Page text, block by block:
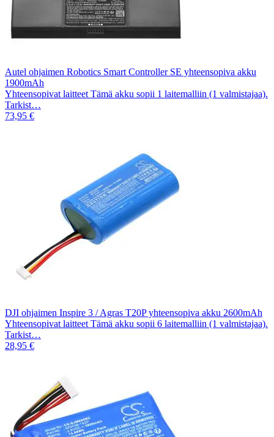
Autel ohjaimen Robotics Smart Controller SE yhteensopiva akku
1900mAh
Yhteensopivat laitteet Tämä akku sopii 1 laitemalliin (1 valmistajaa).
Tarkist…
73,95 €
DJI ohjaimen Inspire 3 / Agras T20P yhteensopiva akku 2600mAh
Yhteensopivat laitteet Tämä akku sopii 6 laitemalliin (1 valmistajaa).
Tarkist…
28,95 €